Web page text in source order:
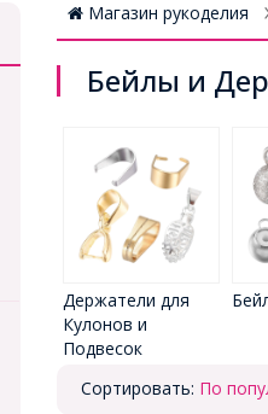
Магазин рукоделия
Бейлы и
Держатели для
Кулонов и
Подвесок
Сортировать: По